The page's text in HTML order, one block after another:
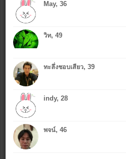
ใช้รูปเดียวกันกับที่โพสต์ล่าสุด
ใช้รูปใหม่ (เลือก
แนบรูป หรือ คลิกไอคอนอัพรูป
*.jpg , (.gif .bmp .png กว้างไม่เกิน 500 px)
ฉันไม่ใช่โปรแ
May, 36
วิท, 49
ทะลึ่งชอบเสียว, 39
indy, 28
พจน์, 46